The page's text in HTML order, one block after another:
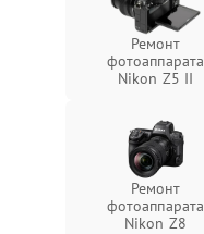
Ремонт
фотоаппарата
Nikon Z5 II
Ремонт
фотоаппарата
Nikon Z8